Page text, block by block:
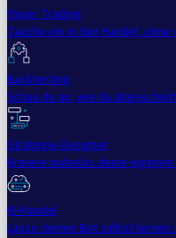
Paper Trading
Tauche ein in den Handel,
Backtesting
Schau dir an, wie du
Strategie-Designer
Kreiere mühelos deine
KI-Handel
Lasse deinen Bot selbst lernen